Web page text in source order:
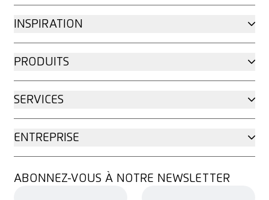
INSPIRATION
PRODUITS
SERVICES
ENTREPRISE
ABONNEZ-VOUS À NOTRE NEWSLETTER